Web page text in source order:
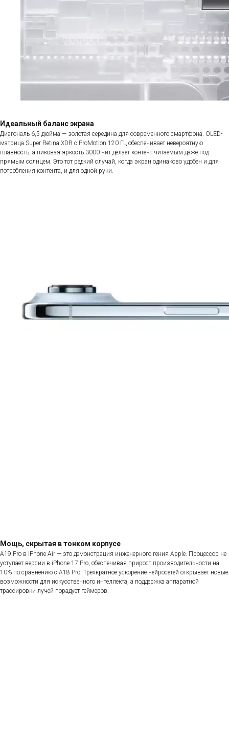
Идеальный баланс экрана
Диагональ 6,5 дюйма — золотая середина для современного смартфона. OLED-
матрица Super Retina XDR с ProMotion 120 Гц обеспечивает невероятную
плавность, а пиковая яркость 3000 нит делает контент читаемым даже под
прямым солнцем. Это тот редкий случай, когда экран одинаково удобен и для
потребления контента, и для одной руки.
Мощь, скрытая в тонком корпусе
A19 Pro в iPhone Air — это демонстрация инженерного гения Apple. Процессор не
уступает версии в iPhone 17 Pro, обеспечивая прирост производительности на
10% по сравнению с A18 Pro. Трехкратное ускорение нейросетей открывает новые
возможности для искусственного интеллекта, а поддержка аппаратной
трассировки лучей порадует геймеров.